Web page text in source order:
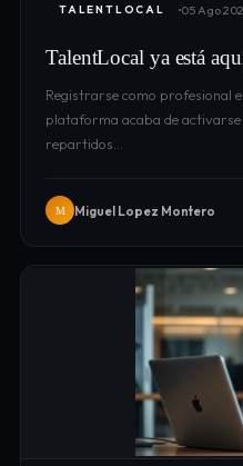
TALENTLOCAL 05 Ago
TalentLocal ya está
Registrarse como profesional
plataforma acaba de
repartidos…
M Miguel Lopez Montero